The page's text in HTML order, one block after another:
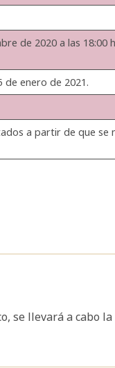
de 2020 a las 18:00
de enero de 2021.
a partir de que
se llevará a cabo